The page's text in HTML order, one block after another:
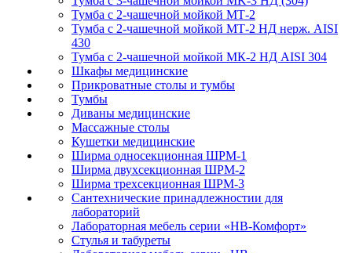
Тумба с 2-чашечной мойкой МТ-2
Тумба с 2-чашечной мойкой МТ-2 НД нерж. AISI
430
Тумба с 2-чашечной мойкой МК-2 НД AISI 304
Шкафы медицинские
Прикроватные столы и тумбы
Тумбы
Диваны медицинские
Массажные столы
Кушетки медицинские
Ширма односекционная ШРМ-1
Ширма двухсекционная ШРМ-2
Ширма трехсекционная ШРМ-3
Сантехнические принадлежностии для
лабораторий
Лабораторная мебель серии «НВ-Комфорт»
Стулья и табуреты